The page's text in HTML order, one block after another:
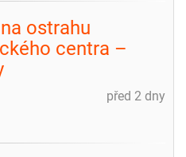
ostrahu
centra –
před 2 dny